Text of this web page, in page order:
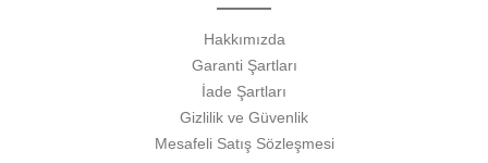
Hakkımızda
Garanti Şartları
İade Şartları
Gizlilik ve Güvenlik
Mesafeli Satış Sözleşmesi